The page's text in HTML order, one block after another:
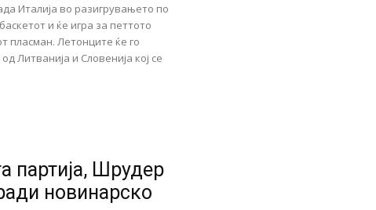
Италија во разигрувањето по
и ќе игра за петтото
пласман. Летонците ќе го
Литванија и Словенија кој се
партија, Шрудер
новинарско